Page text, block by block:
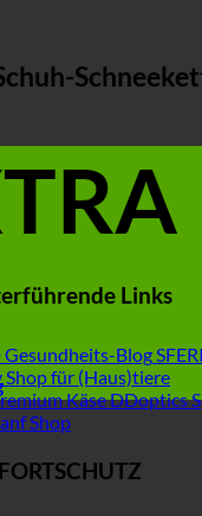
Links
Blog
für (Haus)tiere
KäseDDoptics
Shop